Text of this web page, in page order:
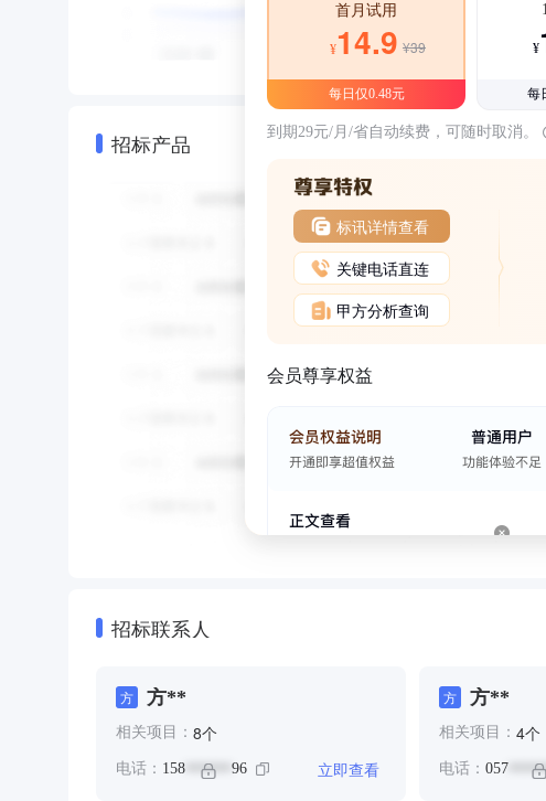
招标产品
首月试用
¥14.9 ¥39
每日仅0.48元
¥
每
到期29元/月/省自动续费，可随时取消。
标讯详情查看
关键电话直连
甲方分析查询
会员尊享权益
招标联系人
方 方**
相关项目： 8个
电话： 158 ****** 96 立即查看
方 方**
相关项目： 4个
电话： 057